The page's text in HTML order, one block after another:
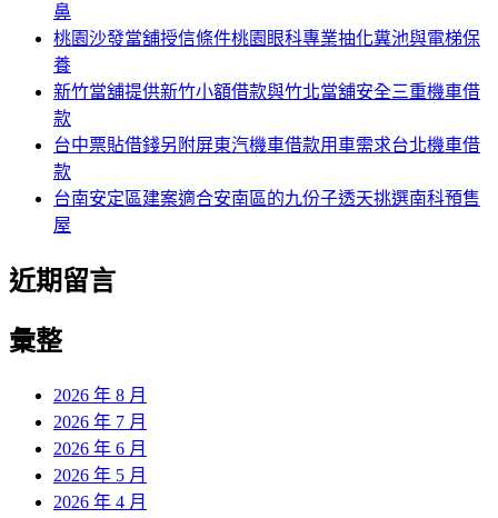
鼻
桃園沙發當舖授信條件桃園眼科專業抽化糞池與電梯保
養
新竹當舖提供新竹小額借款與竹北當舖安全三重機車借
款
台中票貼借錢另附屏東汽機車借款用車需求台北機車借
款
台南安定區建案適合安南區的九份子透天挑選南科預售
屋
近期留言
彙整
2026 年 8 月
2026 年 7 月
2026 年 6 月
2026 年 5 月
2026 年 4 月